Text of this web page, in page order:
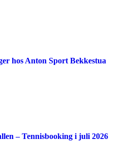
hos Anton Sport Bekkestua
– Tennisbooking i juli 2026